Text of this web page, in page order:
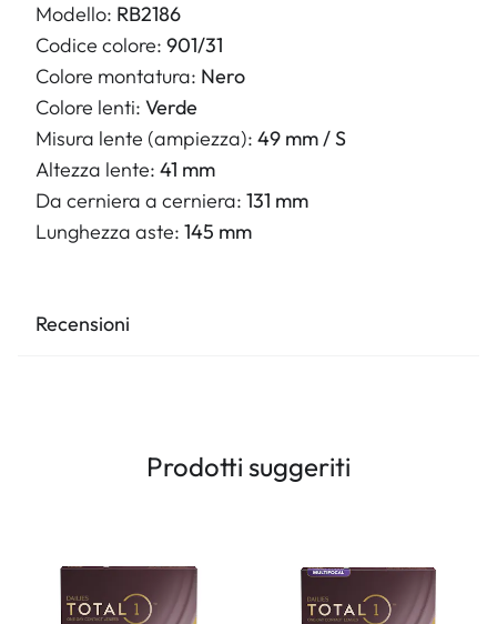
Modello: RB2186
Codice colore: 901/31
Colore montatura: Nero
Colore lenti: Verde
Misura lente (ampiezza): 49 mm / S
Altezza lente: 41 mm
Da cerniera a cerniera: 131 mm
Lunghezza aste: 145 mm
Recensioni
Prodotti suggeriti